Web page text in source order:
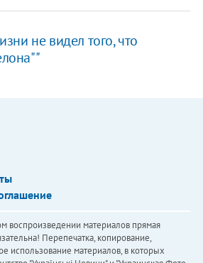
не видел того, что
воспроизведении материалов прямая
Перепечатка, копирование,
использование материалов, в которых